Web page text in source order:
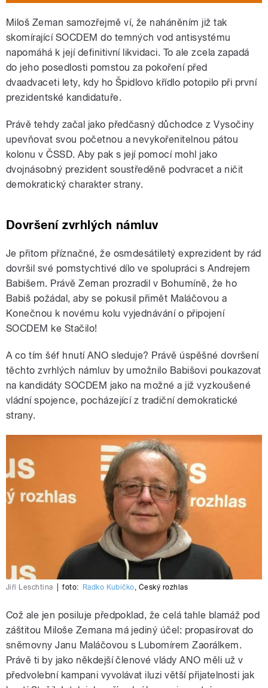
Miloš Zeman samozřejmě ví, že naháněním již tak
skomírající SOCDEM do temných vod antisystému
napomáhá k její definitivní likvidaci. To ale zcela zapadá
do jeho posedlosti pomstou za pokoření před
dvaadvaceti lety, kdy ho Špidlovo křídlo potopilo při první
prezidentské kandidatuře.
Právě tehdy začal jako předčasný důchodce z Vysočiny
upevňovat svou početnou a nevykořenitelnou pátou
kolonu v ČSSD. Aby pak s její pomocí mohl jako
dvojnásobný prezident soustředěně podvracet a ničit
demokratický charakter strany.
Dovršení zvrhlých námluv
Je přitom příznačné, že osmdesátiletý exprezident by rád
dovršil své pomstychtivé dílo ve spolupráci s Andrejem
Babišem. Právě Zeman prozradil v Bohumíně, že ho
Babiš požádal, aby se pokusil přimět Maláčovou a
Konečnou k novému kolu vyjednávání o připojení
SOCDEM ke Stačilo!
A co tím šéf hnutí ANO sleduje? Právě úspěšné dovršení
těchto zvrhlých námluv by umožnilo Babišovi poukazovat
na kandidáty SOCDEM jako na možné a již vyzkoušené
vládní spojence, pocházející z tradiční demokratické
strany.
Jiří Leschtina foto: Radko Kubičko, Český rozhlas
Což ale jen posiluje předpoklad, že celá tahle blamáž pod
záštitou Miloše Zemana má jediný účel: propasírovat do
sněmovny Janu Maláčovou s Lubomírem Zaorálkem.
Právě ti by jako někdejší členové vlády ANO měli už v
předvolební kampani vyvolávat iluzi větší přijatelnosti jak